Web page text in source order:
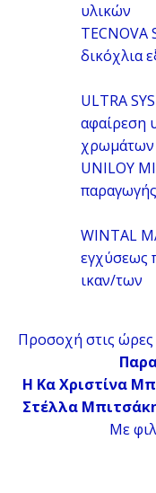
TECNOVA
15
ULTRA
αφαίρεση
UNILOY
22
WINTAL
εγχύσεως
ικαν/των
Προσοχή στις ώρες
H Κα Χριστίνα
Στέλλα
Με